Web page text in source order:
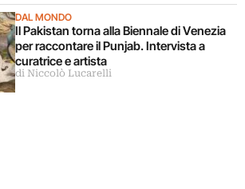
DAL MONDO
Il Pakistan torna alla Biennale di Venezia
per raccontare il Punjab. Intervista a
curatrice e artista
di Niccolò Lucarelli